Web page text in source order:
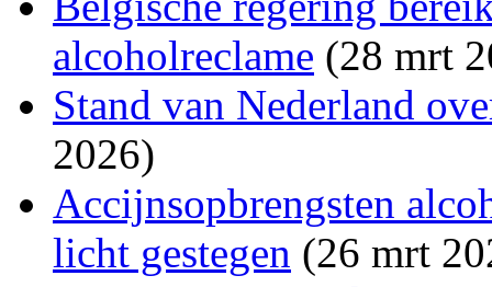
alcoholreclame (28 mrt
Stand van Nederland
2026)
Accijnsopbrengsten
licht gestegen (26 mrt